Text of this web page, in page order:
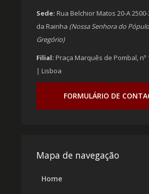
Sede: Rua Belchior Matos 20-A
da Rainha (Nossa Senhora do
Gregório)
Filial: Praça Marquês de Pombal, nº
| Lisboa
FORMULÁRIO DE
Mapa de navegação
Home